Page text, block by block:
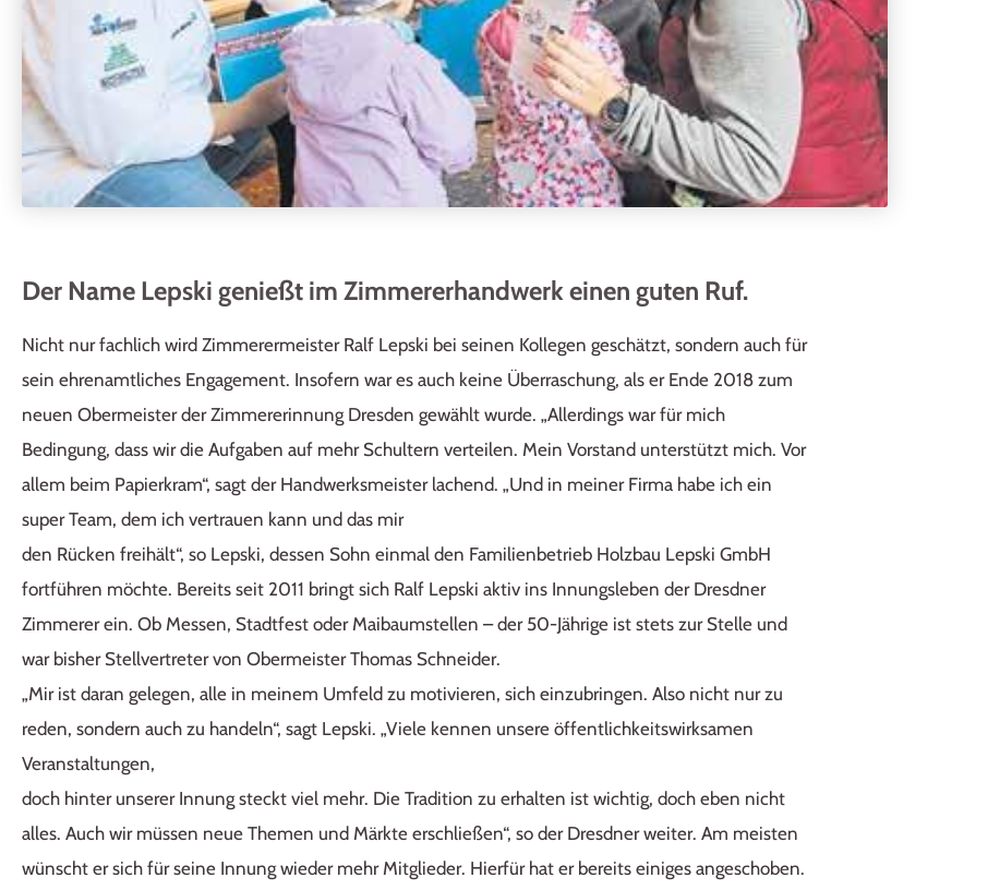
Der Name Lepski genießt im Zimmererhandwerk einen guten Ruf.
Nicht nur fachlich wird Zimmerermeister Ralf Lepski bei seinen Kollegen geschätzt, sondern auch für
sein ehrenamtliches Engagement. Insofern war es auch keine Überraschung, als er Ende 2018 zum
neuen Obermeister der Zimmererinnung Dresden gewählt wurde. „Allerdings war für mich
Bedingung, dass wir die Aufgaben auf mehr Schultern verteilen. Mein Vorstand unterstützt mich. Vor
allem beim Papierkram“, sagt der Handwerksmeister lachend. „Und in meiner Firma habe ich ein
super Team, dem ich vertrauen kann und das mir
den Rücken freihält“, so Lepski, dessen Sohn einmal den Familienbetrieb Holzbau Lepski GmbH
fortführen möchte. Bereits seit 2011 bringt sich Ralf Lepski aktiv ins Innungsleben der Dresdner
Zimmerer ein. Ob Messen, Stadtfest oder Maibaumstellen – der 50-Jährige ist stets zur Stelle und
war bisher Stellvertreter von Obermeister Thomas Schneider.
„Mir ist daran gelegen, alle in meinem Umfeld zu motivieren, sich einzubringen. Also nicht nur zu
reden, sondern auch zu handeln“, sagt Lepski. „Viele kennen unsere öffentlichkeitswirksamen
Veranstaltungen,
doch hinter unserer Innung steckt viel mehr. Die Tradition zu erhalten ist wichtig, doch eben nicht
alles. Auch wir müssen neue Themen und Märkte erschließen“, so der Dresdner weiter. Am meisten
wünscht er sich für seine Innung wieder mehr Mitglieder. Hierfür hat er bereits einiges angeschoben.